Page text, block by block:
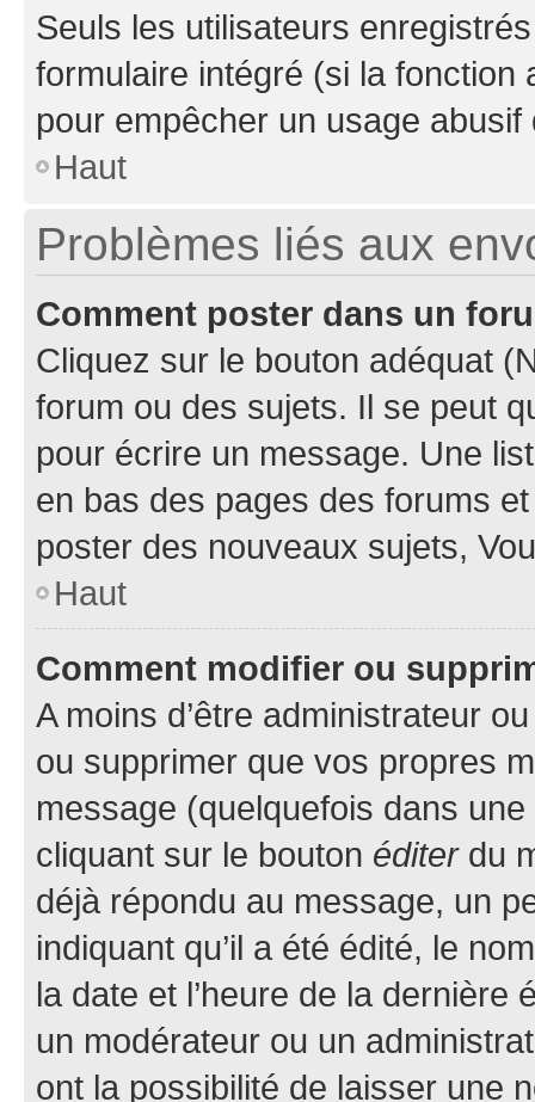
Seuls les utilisateurs
formulaire intégré (si la fonction
pour empêcher un usage
Haut
Problèmes liés aux
Comment poster dans un
Cliquez sur le bouton adéquat
forum ou des sujets. Il se peut
pour écrire un message. Une
en bas des pages des forums
poster des nouveaux sujets,
Haut
Comment modifier ou
A moins d’être administrateur
ou supprimer que vos propres
message (quelquefois dans
cliquant sur le bouton éditerdu
déjà répondu au message, un
indiquant qu’il a été édité, le
la date et l’heure de la dernière
un modérateur ou un
ont la possibilité de laisser une